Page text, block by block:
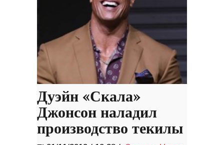
Дуэйн «Скала»
Джонсон наладил
производство текилы